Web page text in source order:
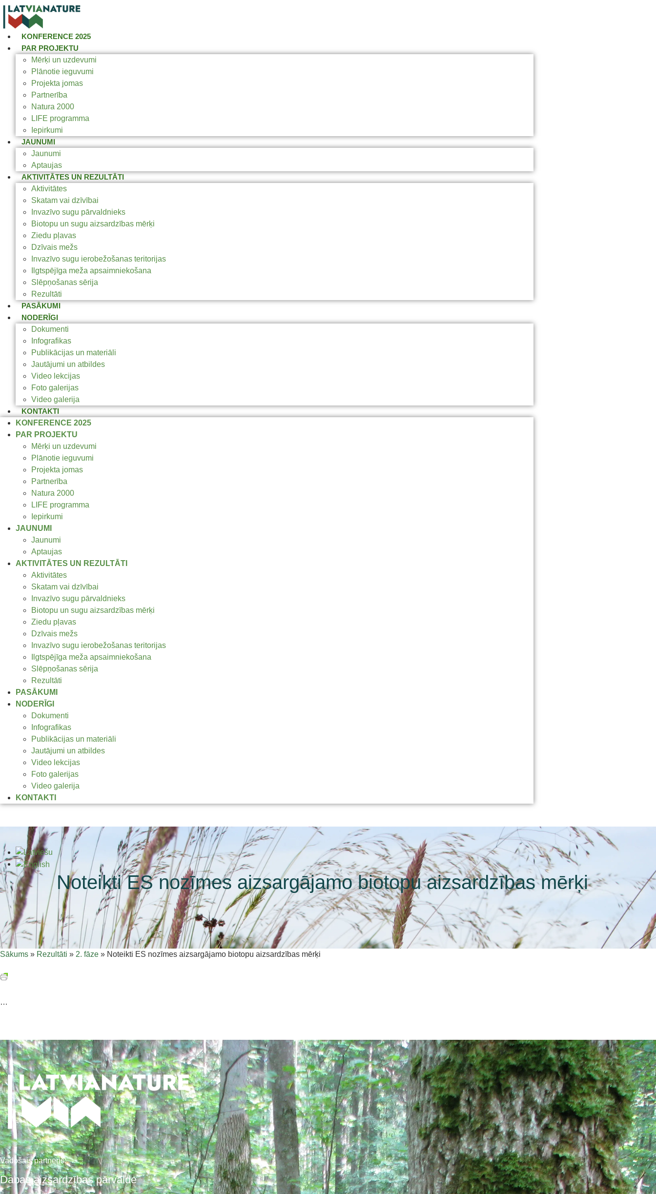
KONFERENCE 2025
PAR PROJEKTU
Mērķi un uzdevumi
Plānotie ieguvumi
Projekta jomas
Partnerība
Natura 2000
LIFE programma
Iepirkumi
JAUNUMI
Jaunumi
Aptaujas
AKTIVITĀTES UN REZULTĀTI
Aktivitātes
Skatam vai dzīvībai
Invazīvo sugu pārvaldnieks
Biotopu un sugu aizsardzības mērķi
Ziedu pļavas
Dzīvais mežs
Invazīvo sugu ierobežošanas teritorijas
Ilgtspējīga meža apsaimniekošana
Slēpņošanas sērija
Rezultāti
PASĀKUMI
NODERĪGI
Dokumenti
Infografikas
Publikācijas un materiāli
Jautājumi un atbildes
Video lekcijas
Foto galerijas
Video galerija
KONTAKTI
KONFERENCE 2025
PAR PROJEKTU
Mērķi un uzdevumi
Plānotie ieguvumi
Projekta jomas
Partnerība
Natura 2000
LIFE programma
Iepirkumi
JAUNUMI
Jaunumi
Aptaujas
AKTIVITĀTES UN REZULTĀTI
Aktivitātes
Skatam vai dzīvībai
Invazīvo sugu pārvaldnieks
Biotopu un sugu aizsardzības mērķi
Ziedu pļavas
Dzīvais mežs
Invazīvo sugu ierobežošanas teritorijas
Ilgtspējīga meža apsaimniekošana
Slēpņošanas sērija
Rezultāti
PASĀKUMI
NODERĪGI
Dokumenti
Infografikas
Publikācijas un materiāli
Jautājumi un atbildes
Video lekcijas
Foto galerijas
Video galerija
KONTAKTI
Noteikti ES nozīmes aizsargājamo biotopu aizsardzības mērķi
Sākums » Rezultāti » 2. fāze » Noteikti ES nozīmes aizsargājamo biotopu aizsardzības mērķi
…
Vadošais partneris:
Dabas aizsardzības pārvalde